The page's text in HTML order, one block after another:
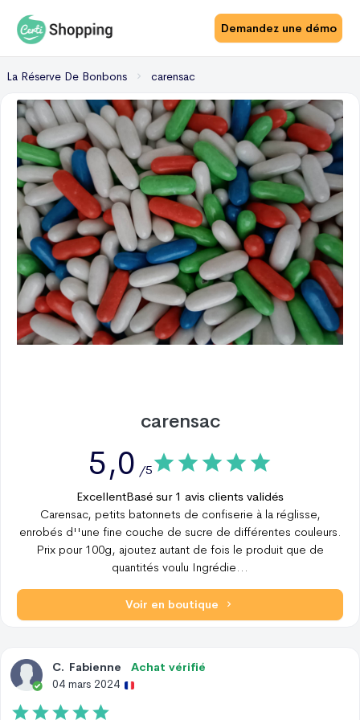
Demandez une démo
La Réserve De Bonbons carensac
carensac
5,0 /5
ExcellentBasé sur 1 avis clients validés
Carensac, petits batonnets de confiserie à la réglisse,
enrobés d''une fine couche de sucre de différentes couleurs.
Prix pour 100g, ajoutez autant de fois le produit que de
quantités voulu Ingrédie
Voir en boutique
C. Fabienne
Achat vérifié
04 mars 2024